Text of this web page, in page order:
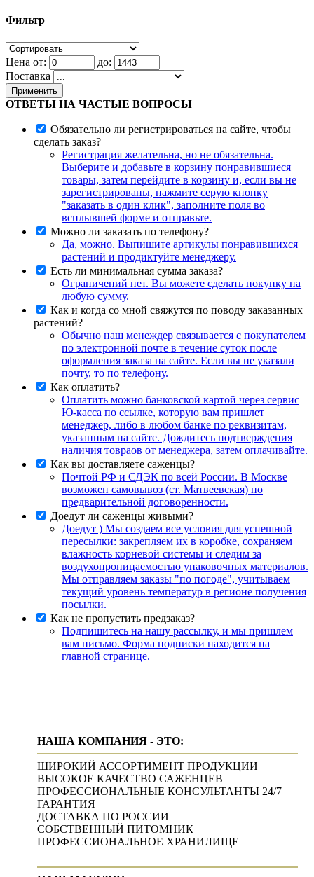
Фильтр
Цена от:
до:
Поставка
Применить
ОТВЕТЫ НА ЧАСТЫЕ ВОПРОСЫ
Обязательно ли регистрироваться на сайте, чтобы
сделать заказ?
Регистрация желательна, но не обязательна.
Выберите и добавьте в корзину понравившиеся
товары, затем перейдите в корзину и, если вы не
зарегистрированы, нажмите серую кнопку
"заказать в один клик", заполните поля во
всплывшей форме и отправьте.
Можно ли заказать по телефону?
Да, можно. Выпишите артикулы понравившихся
растений и продиктуйте менеджеру.
Есть ли минимальная сумма заказа?
Ограничений нет. Вы можете сделать покупку на
любую сумму.
Как и когда со мной свяжутся по поводу заказанных
растений?
Обычно наш менеждер связывается с покупателем
по электронной почте в течение суток после
оформления заказа на сайте. Если вы не указали
почту, то по телефону.
Как оплатить?
Оплатить можно банковской картой через сервис
Ю-касса по ссылке, которую вам пришлет
менеджер, либо в любом банке по реквизитам,
указанным на сайте. Дождитесь подтверждения
наличия товраов от менеджера, затем оплачивайте.
Как вы доставляете саженцы?
Почтой РФ и СДЭК по всей России. В Москве
возможен самовывоз (ст. Матвеевская) по
предварительной договоренности.
Доедут ли саженцы живыми?
Доедут ) Мы создаем все условия для успешной
пересылки: закрепляем их в коробке, сохраняем
влажность корневой системы и следим за
воздухопроницаемостью упаковочных материалов.
Мы отправляем заказы "по погоде", учитываем
текущий уровень температур в регионе получения
посылки.
Как не пропустить предзаказ?
Подпишитесь на нашу рассылку, и мы пришлем
вам письмо. Форма подписки находится на
главной странице.
НАША КОМПАНИЯ - ЭТО:
ШИРОКИЙ АССОРТИМЕНТ ПРОДУКЦИИ
ВЫСОКОЕ КАЧЕСТВО САЖЕНЦЕВ
ПРОФЕССИОНАЛЬНЫЕ КОНСУЛЬТАНТЫ 24/7
ГАРАНТИЯ
ДОСТАВКА ПО РОССИИ
СОБСТВЕННЫЙ ПИТОМНИК
ПРОФЕССИОНАЛЬНОЕ ХРАНИЛИЩЕ